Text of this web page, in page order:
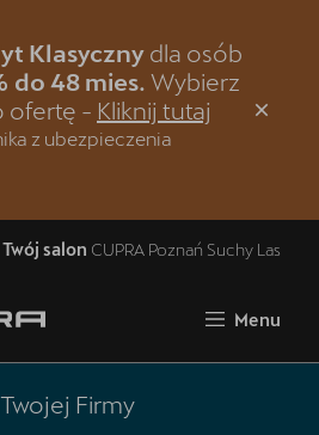
Klasyczny dla osób
do 48 mies. Wybierz
ofertę - Kliknij tutaj
z ubezpieczenia
Twój salon CUPRA Poznań Suchy Las
Menu
Zamknij
Firmy